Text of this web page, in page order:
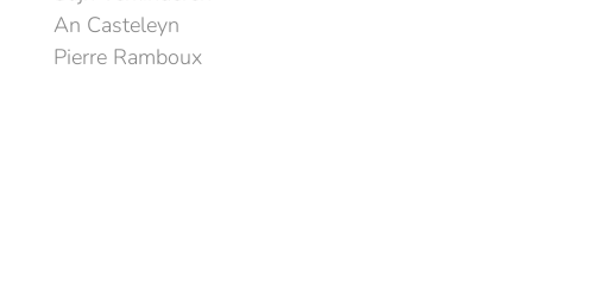
An Casteleyn
Pierre Ramboux